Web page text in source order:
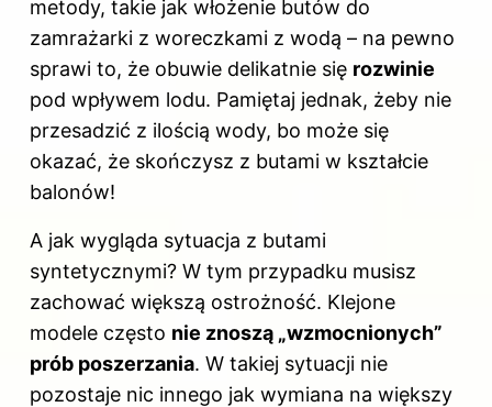
metody, takie jak włożenie butów do
zamrażarki z woreczkami z wodą – na pewno
sprawi to, że obuwie delikatnie się rozwinie
pod wpływem lodu. Pamiętaj jednak, żeby nie
przesadzić z ilością wody, bo może się
okazać, że skończysz z butami w kształcie
balonów!
A jak wygląda sytuacja z butami
syntetycznymi? W tym przypadku musisz
zachować większą ostrożność. Klejone
modele często nie znoszą „wzmocnionych”
prób poszerzania. W takiej sytuacji nie
pozostaje nic innego jak wymiana na większy